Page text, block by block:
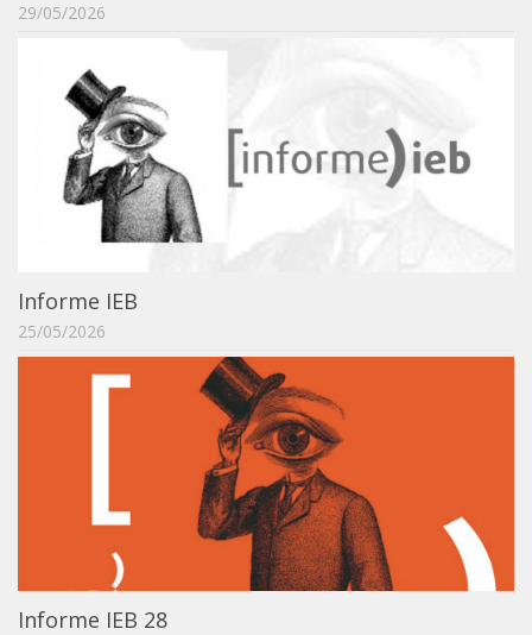
29/05/2026
Informe IEB
25/05/2026
Informe IEB 28